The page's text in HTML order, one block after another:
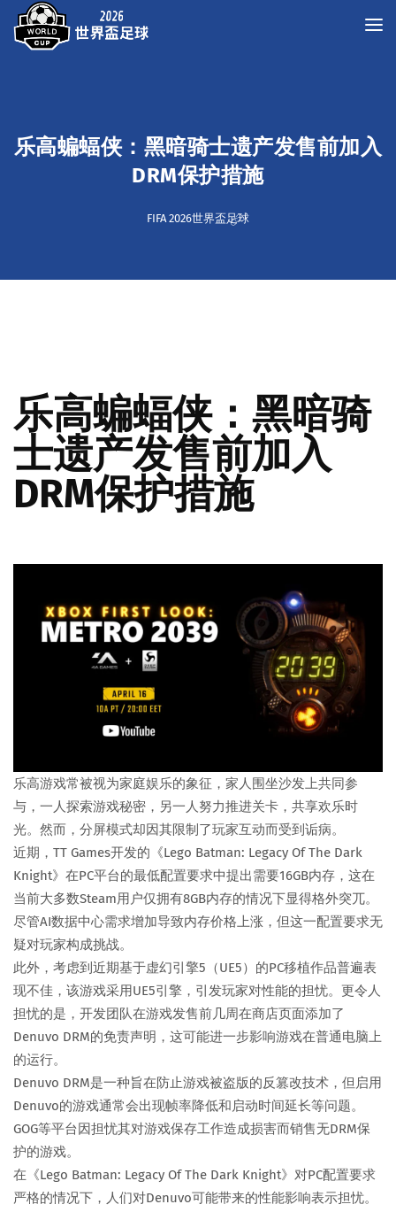
乐高蝙蝠侠：黑暗骑士遗产发售前加入
DRM保护措施
FIFA 2026世界盃足球
乐高蝙蝠侠：黑暗骑
士遗产发售前加入
DRM保护措施
乐高游戏常被视为家庭娱乐的象征，家人围坐沙发上共同参
与，一人探索游戏秘密，另一人努力推进关卡，共享欢乐时
光。然而，分屏模式却因其限制了玩家互动而受到诟病。
近期，TT Games开发的《Lego Batman: Legacy Of The Dark
Knight》在PC平台的最低配置要求中提出需要16GB内存，这在
当前大多数Steam用户仅拥有8GB内存的情况下显得格外突兀。
尽管AI数据中心需求增加导致内存价格上涨，但这一配置要求无
疑对玩家构成挑战。
此外，考虑到近期基于虚幻引擎5（UE5）的PC移植作品普遍表
现不佳，该游戏采用UE5引擎，引发玩家对性能的担忧。更令人
担忧的是，开发团队在游戏发售前几周在商店页面添加了
Denuvo DRM的免责声明，这可能进一步影响游戏在普通电脑上
的运行。
Denuvo DRM是一种旨在防止游戏被盗版的反篡改技术，但启用
Denuvo的游戏通常会出现帧率降低和启动时间延长等问题。
GOG等平台因担忧其对游戏保存工作造成损害而销售无DRM保
护的游戏。
在《Lego Batman: Legacy Of The Dark Knight》对PC配置要求
严格的情况下，人们对Denuvo可能带来的性能影响表示担忧。